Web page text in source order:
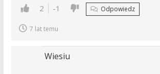
2 -1 Odpowiedz
7 lat temu
Wiesiu